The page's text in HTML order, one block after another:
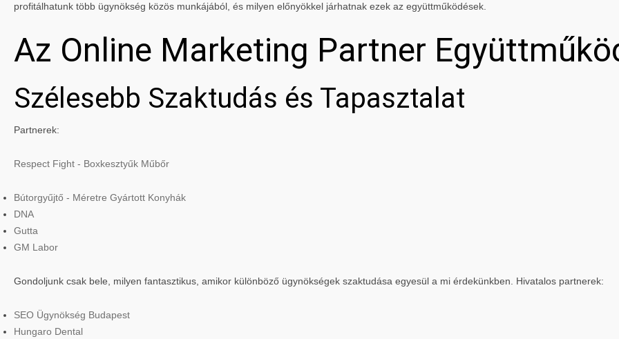
profitálhatunk több ügynökség közös munkájából, és milyen előnyökkel járhatnak ezek az együttműködések.
Az Online Marketing Partner
Szélesebb Szaktudás és Tapasztalat
Partnerek:
Respect Fight - Boxkesztyűk Műbőr
Bútorgyűjtő - Méretre Gyártott Konyhák
DNA
Gutta
GM Labor
Gondoljunk csak bele, milyen fantasztikus, amikor különböző ügynökségek szaktudása egyesül a mi érdekünkben. Hivatalos partnerek:
SEO Ügynökség Budapest
Hungaro Dental